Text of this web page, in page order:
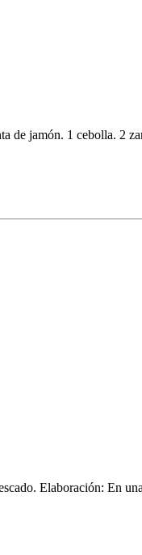
de jamón. 1 cebolla. 2
Elaboración: En